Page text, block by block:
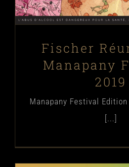
Fischer
Manapany
2019
Manapany Festival
[...]